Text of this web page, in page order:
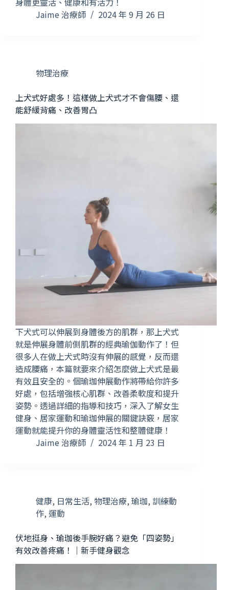
Jaime 治療師
2024 年 9 月 26 日
物理治療
上犬式好處多！這樣做上犬式才不會傷腰、還
能舒緩背痛、改善胃凸
下犬式可以伸展到身體後方的肌群，那上犬式
就是伸展身體前側肌群的經典瑜伽動作了！但
很多人在做上犬式時沒有伸展的感覺，反而還
造成腰痛，本篇就要來介紹怎麼做上犬式是最
有效且安全的。個瑜珈伸展動作將帶給你許多
好處，包括增強核心肌群、改善柔軟度和提升
姿勢。透過詳細的指導和技巧，深入了解女生
健身、居家運動和瑜珈伸展的關鍵訣竅，居家
運動就能提升你的身體靈活性和整體健康！
Jaime 治療師
2024 年 1 月 23 日
健康, 日常生活, 物理治療, 瑜珈, 訓練動
作, 運動
伏地挺身、瑜珈後手腕好痛？避免「四姿勢」
有效改善疼痛！｜新手健身觀念